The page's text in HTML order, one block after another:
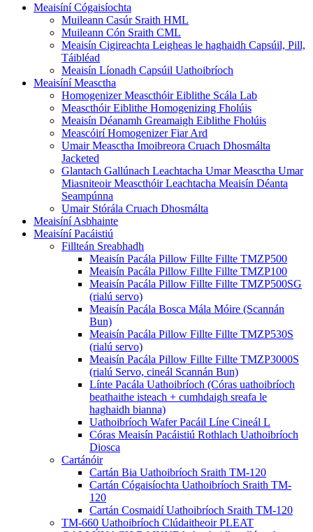
Meaisíní Cógaisíochta
Muileann Casúr Sraith HML
Muileann Cón Sraith CML
Meaisín Cigireachta Leigheas le haghaidh Capsúil, Pill,
Táibléad
Meaisín Líonadh Capsúil Uathoibríoch
Meaisíní Measctha
Homogenizer Meascthóir Eiblithe Scála Lab
Meascthóir Eiblithe Homogenizing Fholúis
Meaisín Déanamh Greamaigh Eiblithe Fholúis
Meascóirí Homogenizer Fiar Ard
Umair Measctha Imoibreora Cruach Dhosmálta
Jacketed
Glantach Gallúnach Leachtacha Umar Measctha Umar
Miasniteoir Meascthóir Leachtacha Meaisín Déanta
Seampúnna
Umair Stórála Cruach Dhosmálta
Meaisíní Asbhainte
Meaisíní Pacáistiú
Fillteán Sreabhadh
Meaisín Pacála Pillow Fillte Fillte TMZP500
Meaisín Pacála Pillow Fillte Fillte TMZP100
Meaisín Pacála Pillow Fillte Fillte TMZP500SG
(rialú servo)
Meaisín Pacála Bosca Mála Móire (Scannán
Bun)
Meaisín Pacála Pillow Fillte Fillte TMZP530S
(rialú servo)
Meaisín Pacála Pillow Fillte Fillte TMZP3000S
(rialú Servo, cineál Scannán Bun)
Línte Pacála Uathoibríoch (Córas uathoibríoch
beathaithe isteach + cumhdaigh sreafa le
haghaidh bianna)
Uathoibríoch Wafer Pacáil Líne Cineál L
Córas Meaisín Pacáistiú Rothlach Uathoibríoch
Diosca
Cartánóir
Cartán Bia Uathoibríoch Sraith TM-120
Cartán Cógaisíochta Uathoibríoch Sraith TM-
120
Cartán Cosmaidí Uathoibríoch Sraith TM-120
TM-660 Uathoibríoch Clúdaitheoir PLEAT